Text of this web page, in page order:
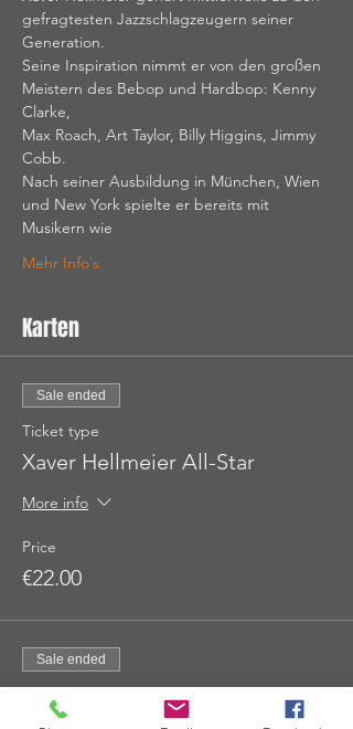
gefragtesten Jazzschlagzeugern seiner
Generation.
Seine Inspiration nimmt er von den großen
Meistern des Bebop und Hardbop: Kenny
Clarke,
Max Roach, Art Taylor, Billy Higgins, Jimmy
Cobb.
Nach seiner Ausbildung in München, Wien
und New York spielte er bereits mit
Musikern wie
Mehr Info`s
Karten
Sale ended
Ticket type
Xaver Hellmeier All-Star
More info
Price
€22.00
Sale ended
Ticket type